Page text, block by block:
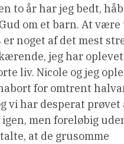
to år har jeg bedt,
om et barn. At
noget af det mest
jeg har
liv. Nicole og jeg
for omtrent
vi har desperat prøvet
men foreløbig
at de grusomme